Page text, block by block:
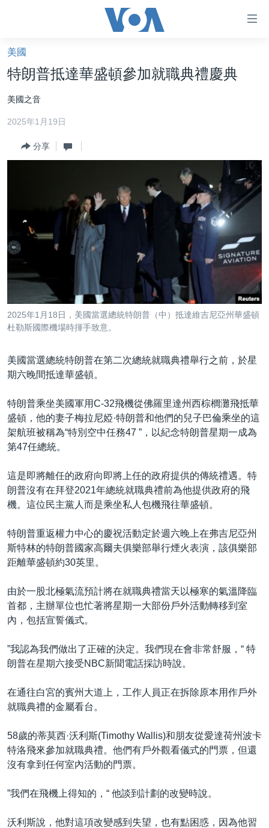
礙
鏈
接
跳
轉
容
跳
到
索
美國大選2024
港澳
台灣
美中關係
美國
中國
國際
經貿
視頻
VOA 60秒 (國際)
視頻存檔
YOUTUBE頻道
時事經緯
海外港人
港人港心
美國透視
建國史話
廣播節目表
國語
關注我們
美國
特朗普抵達華盛頓參加就職典禮慶典
美國之音
2025年1月19日
分享
2025年1月18日，美國當選總統特朗普（中）抵達維吉尼亞州華盛頓
杜勒斯國際機場時揮手致意。
美國當選總統特朗普在第二次總統就職典禮舉行之前，於星
期六晚間抵達華盛頓。
特朗普乘坐美國軍用C-32飛機從佛羅里達州西棕櫚灘飛抵華
盛頓，他的妻子梅拉尼婭·特朗普和他們的兒子巴倫乘坐的這
架航班被稱為“特別空中任務47 ”，以紀念特朗普星期一成為
第47任總統。
這是即將離任的政府向即將上任的政府提供的傳統禮遇。特
朗普沒有在拜登2021年總統就職典禮前為他提供政府的飛
機。這位民主黨人而是乘坐私人包機飛往華盛頓。
特朗普重返權力中心的慶祝活動定於週六晚上在弗吉尼亞州
斯特林的特朗普國家高爾夫俱樂部舉行煙火表演，該俱樂部
距離華盛頓約30英里。
由於一股北極氣流預計將在就職典禮當天以極寒的氣溫降臨
首都，主辦單位也忙著將星期一大部份戶外活動轉移到室
內，包括宣誓儀式。
”我認為我們做出了正確的決定。我們現在會非常舒服，“ 特
朗普在星期六接受NBC新聞電話採訪時說。
在通往白宮的賓州大道上，工作人員正在拆除原本用作戶外
就職典禮的金屬看台。
58歲的蒂莫西·沃利斯(Timothy Wallis)和朋友從愛達荷州波卡
特洛飛來參加就職典禮。他們有戶外觀看儀式的門票，但還
沒有拿到任何室內活動的門票。
”我們在飛機上得知的，“ 他談到計劃的改變時說。
沃利斯說，他對這項改變感到失望，也有點困惑，因為他習